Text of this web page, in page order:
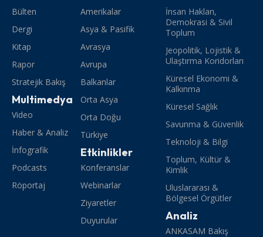
Bülten
Dergi
Kitap
Rapor
Stratejik Bakış
Multimedya
Video
Haber & Analiz
İnfografik
Podcasts
Röportaj
Amerikalar
Asya & Pasifik
Avrasya
Avrupa
Balkanlar
Orta Asya
Orta Doğu
Türkiye
Etkinlikler
Konferanslar
Webinarlar
Ziyaretler
Duyurular
İnsan Hakları,
Demokrasi & Sivil
Toplum
Jeopolitik, Lojistik &
Ulaştırma Koridorları
Küresel Ekonomi &
Kalkınma
Küresel Sağlık
Savunma & Güvenlik
Teknoloji & Bilgi
Toplum, Kültür &
Kimlik
Uluslararası &
Bölgesel Örgütler
Analiz
ANKASAM Bakış